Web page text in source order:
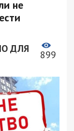
не
ДЛЯ
899